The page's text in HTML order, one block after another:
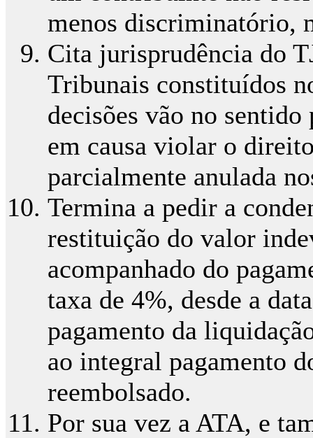
menos discriminatório,
Cita jurisprudência do
Tribunais constituídos
decisões vão no
em causa violar o
parcialmente anulada
Termina a pedir a
restituição do valor
acompanhado do
taxa de 4%, desde a
pagamento da
ao integral pagamento
reembolsado.
Por sua vez a ATA, e